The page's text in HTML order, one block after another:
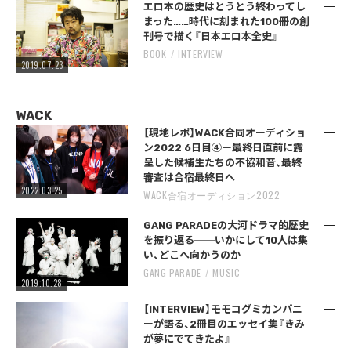
2019.07.23
エロ本の歴史はとうとう終わってし
まった……時代に刻まれた100冊の創
刊号で描く『日本エロ本全史』
BOOK INTERVIEW
WACK
2022.03.25
【現地レポ】WACK合同オーディショ
ン2022 6日目④ー最終日直前に露
呈した候補生たちの不協和音、最終
審査は合宿最終日へ
WACK合宿オーディション2022
2019.10.28
GANG PARADEの大河ドラマ的歴史
を振り返る──いかにして10人は集
い、どこへ向かうのか
GANG PARADE MUSIC
【INTERVIEW】モモコグミカンパニ
ーが語る、2冊目のエッセイ集『きみ
が夢にでてきたよ』